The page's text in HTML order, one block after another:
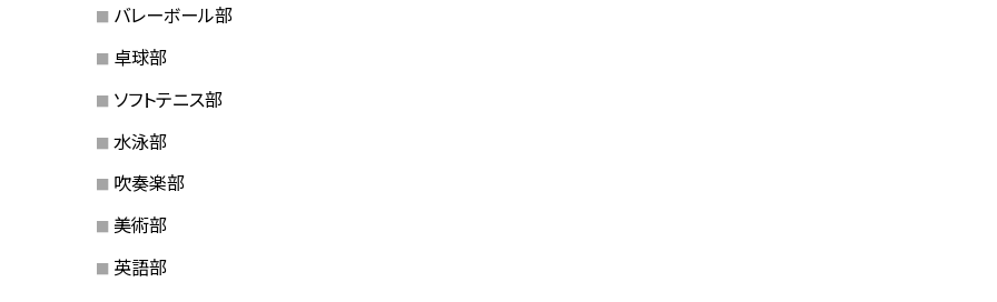
バレーボール部
卓球部
ソフトテニス部
水泳部
吹奏楽部
美術部
英語部